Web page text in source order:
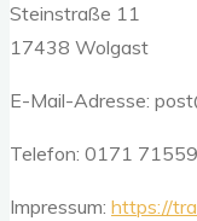
Steinstraße 11
17438 Wolgast
E-Mail-Adresse:
Telefon: 0171
Impressum: https://